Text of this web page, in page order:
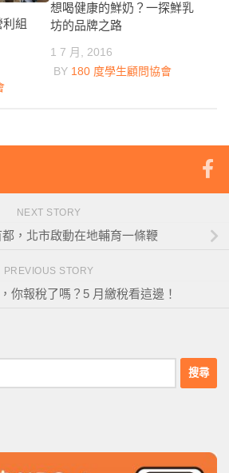
組
想喝健康的鮮奶？一探鮮乳
坊的品牌之路
1 7 月, 2016
BY 180 度學生顧問協會
NEXT STORY
，北市啟動在地輔育一條鞭
PREVIOUS STORY
你報稅了嗎？5 月繳稅看這邊！